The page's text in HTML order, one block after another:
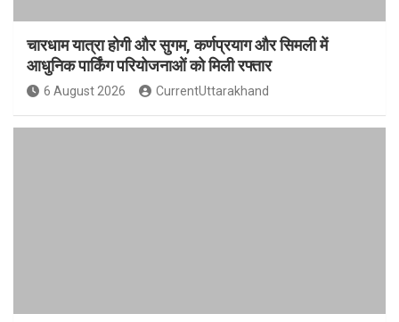
चारधाम यात्रा होगी और सुगम, कर्णप्रयाग और सिमली में
आधुनिक पार्किंग परियोजनाओं को मिली रफ्तार
6 August 2026 CurrentUttarakhand